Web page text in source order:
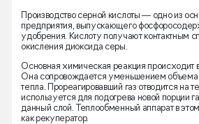
Производство серной кислоты — одно из
предприятия, выпускающего
удобрения. Кислоту получают контактным
окисления диоксида серы.
Основная химическая реакция происходит
Она сопровождается уменьшением объема
тепла. Прореагировавший газ отводится на
используется для подогрева новой порции
данный слой. Теплообменный аппарат в
как рекуператор.